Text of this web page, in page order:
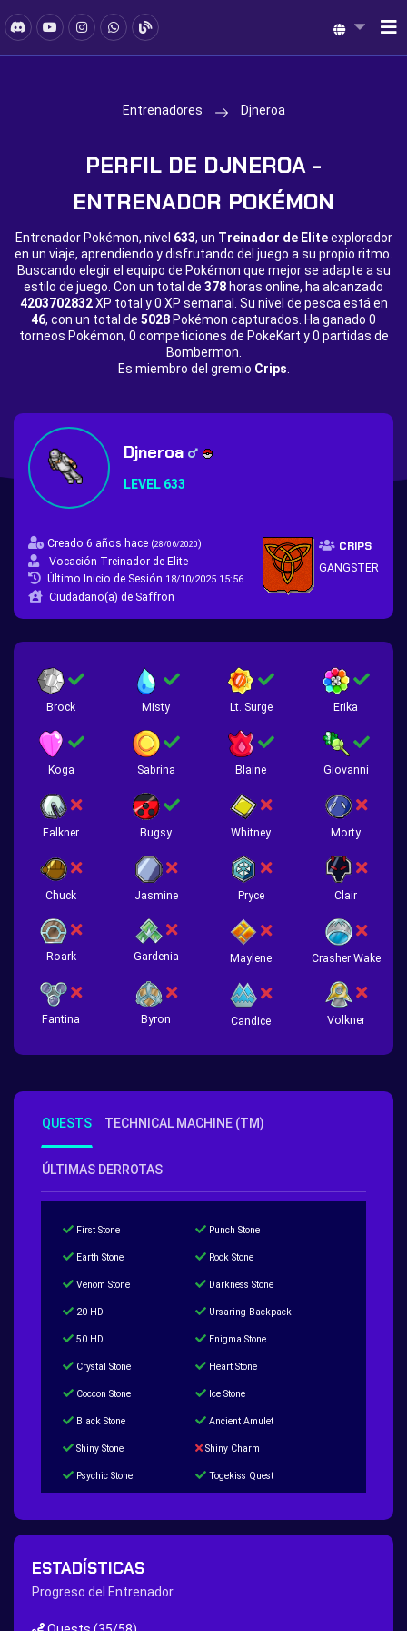
Entrenadores Djneroa
PERFIL DE DJNEROA -
ENTRENADOR POKÉMON
Entrenador Pokémon, nivel 633, un Treinador de Eliteexplorador
en un viaje, aprendiendo y disfrutando del juego a su propio ritmo.
Buscando elegir el equipo de Pokémon que mejor se adapte a su
estilo de juego. Con un total de 378 horas online, ha alcanzado
4203702832XP total y0 XP semanal. Su nivel de pesca está en
46, con un total de 5028 Pokémon capturados. Ha ganado 0
torneos Pokémon, 0 competiciones de PokeKart y0 partidas de
Bombermon.
Es miembro del gremio Crips
Djneroa
LEVEL 633
Creado 6 años hace (28/06/2020)
Vocación Treinador de Elite
Último Inicio de Sesión 18/10/2025 15:56
Ciudadano(a) de Saffron
CRIPS
GANGSTER
Brock Misty Lt. Surge Erika
Koga Sabrina Blaine Giovanni
Falkner Bugsy Whitney Morty
Chuck Jasmine Pryce Clair
Roark Gardenia Maylene Crasher Wake
Fantina Byron Candice Volkner
QUESTS TECHNICAL MACHINE (TM)
ÚLTIMAS DERROTAS
First Stone Punch Stone
Earth Stone Rock Stone
Venom Stone Darkness Stone
20 HD Ursaring Backpack
50 HD Enigma Stone
Crystal Stone Heart Stone
Coccon Stone Ice Stone
Black Stone Ancient Amulet
Shiny Stone Shiny Charm
Psychic Stone Togekiss Quest
200 Great Ball Quest
Hippie Outfit Quest
ESTADÍSTICAS
Progreso del Entrenador